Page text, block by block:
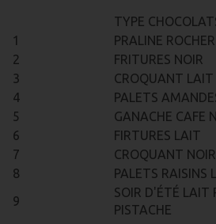
TYPE
1
PRALINE
2
FRITURES NOIR
3
CROQUANT LAIT
4
PALETS
5
GANACHE CAFE
6
FIRTURES LAIT
7
CROQUANT NOIR
8
PALETS RAISINS
9
SOIR D'ÉTÉ LAIT
PISTACHE